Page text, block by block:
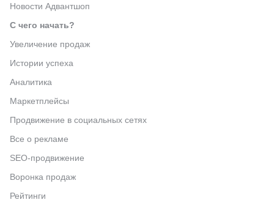
Новости Адвантшоп
С чего начать?
Увеличение продаж
Истории успеха
Аналитика
Маркетплейсы
Продвижение в социальных сетях
Все о рекламе
SEO-продвижение
Воронка продаж
Рейтинги